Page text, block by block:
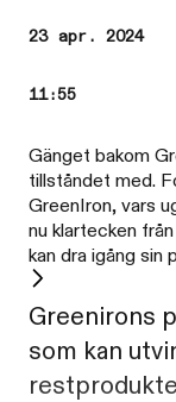
23 apr. 2024
11:55
Gänget bakom
tillståndet med.
GreenIron, vars
nu klartecken
kan dra igång sin
Greenirons
som kan